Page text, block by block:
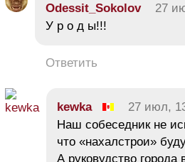
Odessit_Sokolov 27
У р о д ы!!!
Ответить
kewka 27 июл,
Наш собеседник не
что «нахалстрои»
А руковудство города